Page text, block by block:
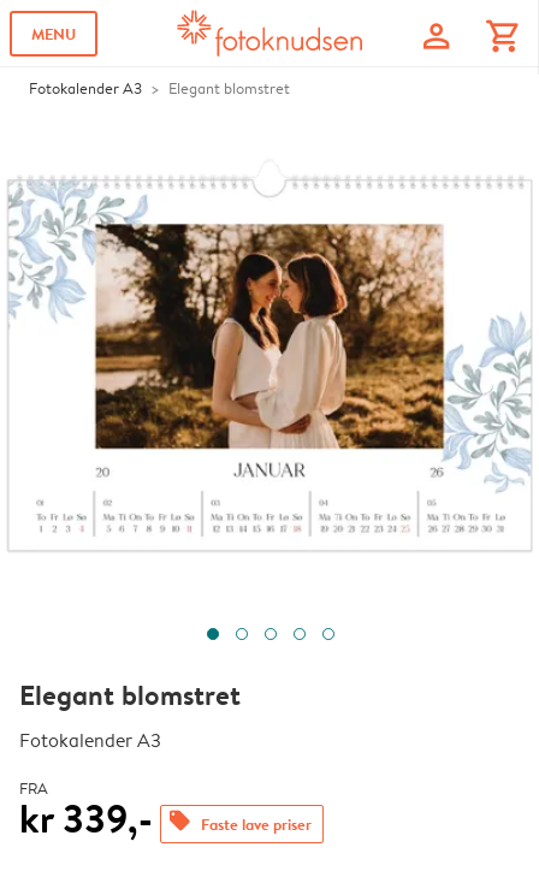
MENU profile shopping_cart
Fotokalender A3 Elegant blomstret
Elegant blomstret
Fotokalender A3
FRA
kr 339,- offers Faste lave priser